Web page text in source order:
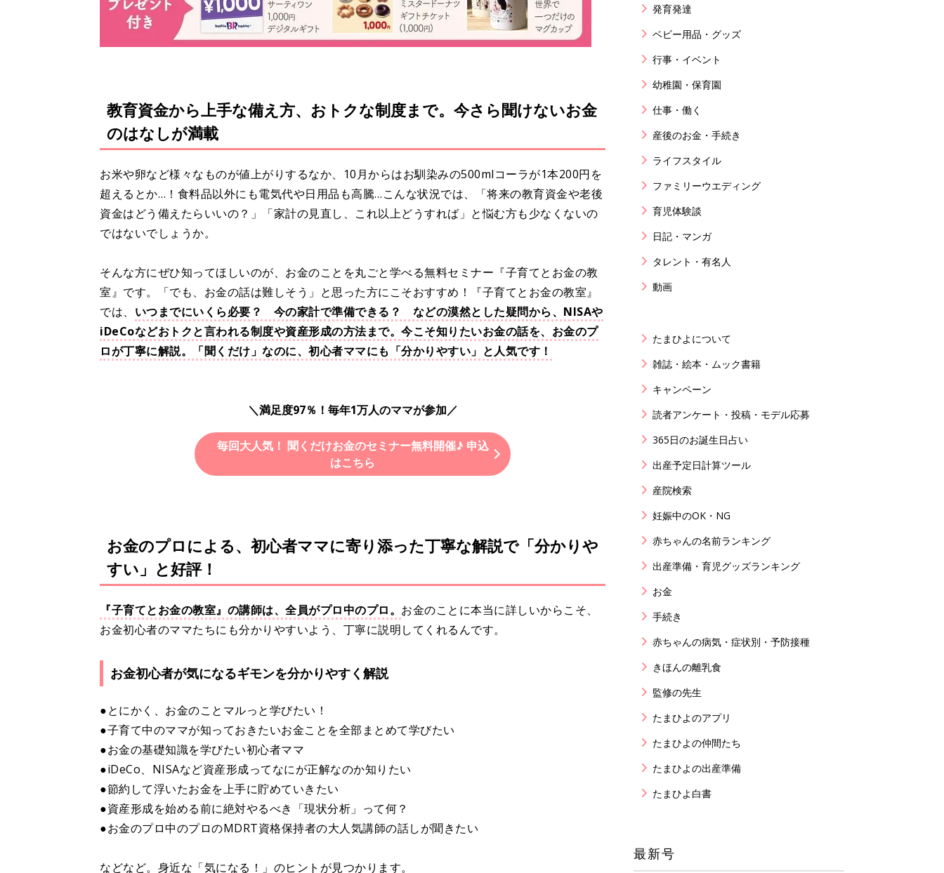
教育資金から上手な備え方、おトクな制度まで。今さら聞けないお金
のはなしが満載
お米や卵など様々なものが値上がりするなか、10月からはお馴染みの500mlコーラが1本200円を
超えるとか…！食料品以外にも電気代や日用品も高騰…こんな状況では、「将来の教育資金や老後
資金はどう備えたらいいの？」「家計の見直し、これ以上どうすれば」と悩む方も少なくないの
ではないでしょうか。
そんな方にぜひ知ってほしいのが、お金のことを丸ごと学べる無料セミナー『子育てとお金の教
室』です。「でも、お金の話は難しそう」と思った方にこそおすすめ！『子育てとお金の教室』
では、 いつまでにいくら必要？ 今の家計で準備できる？ などの漠然とした疑問から、NISAや
iDeCoなどおトクと言われる制度や資産形成の方法まで。今こそ知りたいお金の話を、お金のプ
ロが丁寧に解説。「聞くだけ」なのに、初心者ママにも「分かりやすい」と人気です！
＼満足度97％！毎年1万人のママが参加／
毎回大人気！ 聞くだけお金のセミナー無料開催♪ 申込
はこちら
お金のプロによる、初心者ママに寄り添った丁寧な解説で「分かりや
すい」と好評！
『子育てとお金の教室』の講師は、全員がプロ中のプロ。 お金のことに本当に詳しいからこそ、
お金初心者のママたちにも分かりやすいよう、丁寧に説明してくれるんです。
お金初心者が気になるギモンを分かりやすく解説
●とにかく、お金のことマルっと学びたい！
●子育て中のママが知っておきたいお金ことを全部まとめて学びたい
●お金の基礎知識を学びたい初心者ママ
●iDeCo、NISAなど資産形成ってなにが正解なのか知りたい
●節約して浮いたお金を上手に貯めていきたい
●資産形成を始める前に絶対やるべき「現状分析」って何？
●お金のプロ中のプロのMDRT資格保持者の大人気講師の話しが聞きたい
などなど。身近な「気になる！」のヒントが見つかります。
発育発達
ベビー用品・グッズ
行事・イベント
幼稚園・保育園
仕事・働く
産後のお金・手続き
ライフスタイル
ファミリーウエディング
育児体験談
日記・マンガ
タレント・有名人
動画
たまひよについて
雑誌・絵本・ムック書籍
キャンペーン
読者アンケート・投稿・モデル応募
365日のお誕生日占い
出産予定日計算ツール
産院検索
妊娠中のOK・NG
赤ちゃんの名前ランキング
出産準備・育児グッズランキング
お金
手続き
赤ちゃんの病気・症状別・予防接種
きほんの離乳食
監修の先生
たまひよのアプリ
たまひよの仲間たち
たまひよの出産準備
たまひよ白書
最新号